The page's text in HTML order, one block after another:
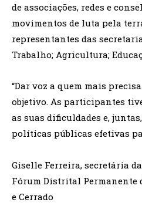
de associações, redes e
movimentos de luta pela
representantes das
Trabalho; Agricultura;
“Dar voz a quem mais
objetivo. As participantes
as suas dificuldades e,
políticas públicas efetivas
Giselle Ferreira, secretária
Fórum Distrital Permanente
e Cerrado